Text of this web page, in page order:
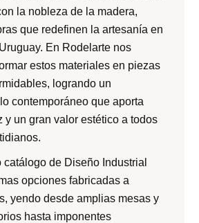
la nobleza de la madera,
que redefinen la artesanía en
En Rodelarte nos
estos materiales en piezas
logrando un
contemporáneo que aporta
y un gran valor estético a todos
catálogo de Diseño Industrial
opciones fabricadas a
yendo desde amplias mesas y
hasta imponentes